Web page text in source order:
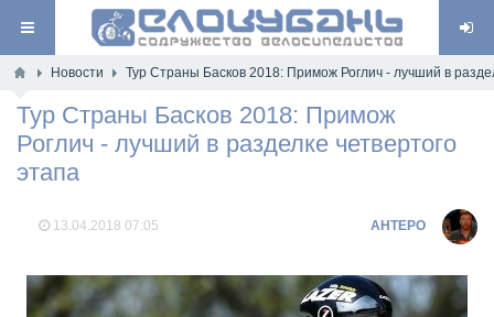
Новости Тур Страны Басков 2018: Примож Роглич - лучший в
Тур Страны Басков 2018: Примож
Роглич - лучший в разделке четвертого
этапа
13.04.2018 07:05 AHTEPO